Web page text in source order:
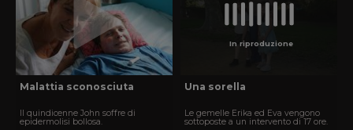
Malattia sconosciuta
Il quindicenne John soffre di
epidermolisi bollosa.
In riproduzione
Una sorella
Le gemelle Erika ed Eva vengono
sottoposte a un intervento di 17 ore.